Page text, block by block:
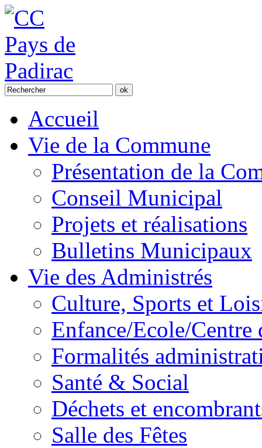
Accueil
Vie de la Commune
Présentation de la
Conseil Municipal
Projets et réalisations
Bulletins Municipaux
Vie des Administrés
Culture, Sports et
Enfance/Ecole/Centre
Formalités
Santé & Social
Déchets et
Salle des Fêtes